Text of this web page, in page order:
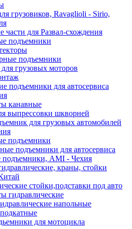
грузовиков, Ravaglioli - Sirio,
части для Развал-схождения
подъемники
подъемники
грузовых моторов
подъемники для автосервиса
канавные
выпрессовки шкворней
для грузовых автомобилей
подъемники
подъемники для автосервиса
подъемники, АМІ - Чехия
краны, стойки
стойки,подставки под авто
гидравлические
напольные
для мотоцикла